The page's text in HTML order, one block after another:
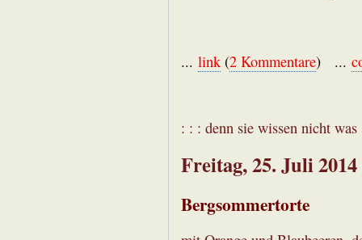
... link(2 Kommentare) ...
: : : denn sie wissen nicht
Freitag, 25. Juli 2014
Bergsommertorte